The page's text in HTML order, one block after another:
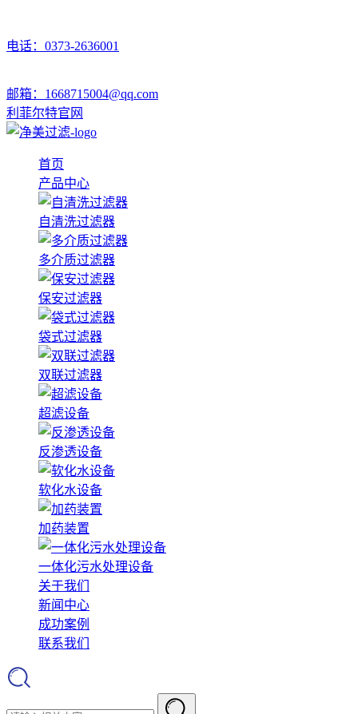
电话：0373-2636001
邮箱：1668715004@qq.com
利菲尔特官网
首页
产品中心
自清洗过滤器
多介质过滤器
保安过滤器
袋式过滤器
双联过滤器
超滤设备
反渗透设备
软化水设备
加药装置
一体化污水处理设备
关于我们
新闻中心
成功案例
联系我们